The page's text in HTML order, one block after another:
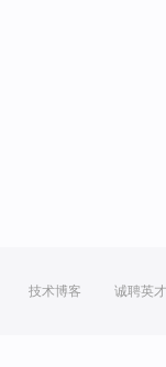
技术博客 诚聘英才